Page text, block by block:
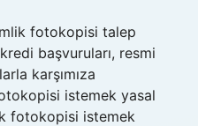
fotokopisi talep
başvuruları, resmi
karşımıza
istemek yasal
fotokopisi istemek